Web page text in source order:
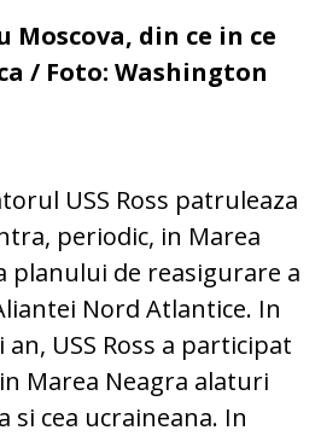
Moscova, din ce in ce
/ Foto: Washington
USS Ross patruleaza
periodic, in Marea
planului de reasigurare a
Nord Atlantice. In
USS Ross a participat
Marea Neagra alaturi
si cea ucraineana. In